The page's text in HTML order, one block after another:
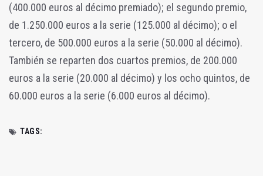
(400.000 euros al décimo premiado); el segundo premio,
de 1.250.000 euros a la serie (125.000 al décimo); o el
tercero, de 500.000 euros a la serie (50.000 al décimo).
También se reparten dos cuartos premios, de 200.000
euros a la serie (20.000 al décimo) y los ocho quintos, de
60.000 euros a la serie (6.000 euros al décimo).
TAGS: